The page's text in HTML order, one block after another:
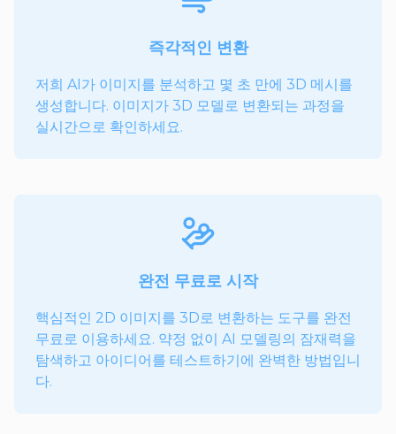
즉각적인 변환
저희 AI가 이미지를 분석하고 몇 초 만에 3D 메시를
생성합니다. 이미지가 3D 모델로 변환되는 과정을
실시간으로 확인하세요.
완전 무료로 시작
핵심적인 2D 이미지를 3D로 변환하는 도구를 완전
무료로 이용하세요. 약정 없이 AI 모델링의 잠재력을
탐색하고 아이디어를 테스트하기에 완벽한 방법입니
다.